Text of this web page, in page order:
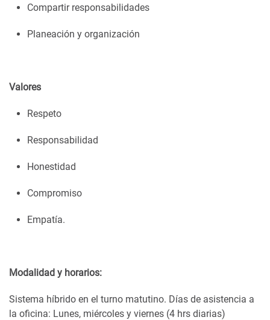
Compartir responsabilidades
Planeación y organización
Valores
Respeto
Responsabilidad
Honestidad
Compromiso
Empatía.
Modalidad y horarios:
Sistema híbrido en el turno matutino. Días de asistencia a
la oficina: Lunes, miércoles y viernes (4 hrs diarias)